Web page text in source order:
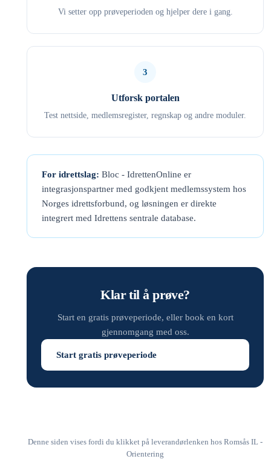
Vi setter opp prøveperioden og hjelper dere i gang.
3
Utforsk portalen
Test nettside, medlemsregister, regnskap og andre moduler.
For idrettslag: Bloc - IdrettenOnline er
integrasjonspartner med godkjent medlemssystem hos
Norges idrettsforbund, og løsningen er direkte
integrert med Idrettens sentrale database.
Klar til å prøve?
Start en gratis prøveperiode, eller book en kort
gjennomgang med oss.
Start gratis prøveperiode
Denne siden vises fordi du klikket på leverandørlenken hos Romsås IL -
Orientering